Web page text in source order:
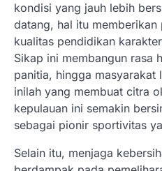
kondisi yang jauh lebih
datang, hal itu memberikan
kualitas pendidikan
Sikap ini membangun rasa
panitia, hingga masyarakat
inilah yang membuat citra
kepulauan ini semakin
sebagai pionir sportivitas
Selain itu, menjaga